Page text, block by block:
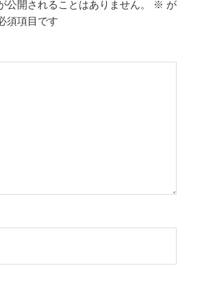
公開されることはありません。 ※ が
須項目です